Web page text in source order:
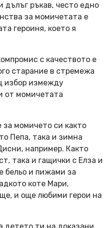
дълъг ръкав, често едно
за момичетата е
героиня, което я
с качеството е
старание в стремежа
избор измежду
от момичетата
момичето си както
Пепа, така и зимна
например. Както
така и гащички с Елза и
бельо и пижами за
коте Мари,
и още любими герои на